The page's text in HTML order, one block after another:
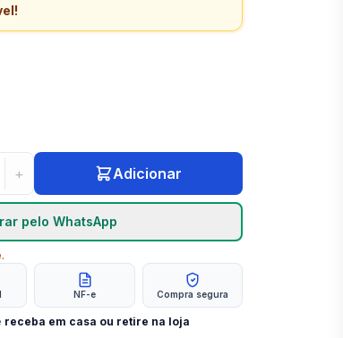
+ Adicionar
pelo WhatsApp
NF-e Compra segura
receba em casa ou retire na loja